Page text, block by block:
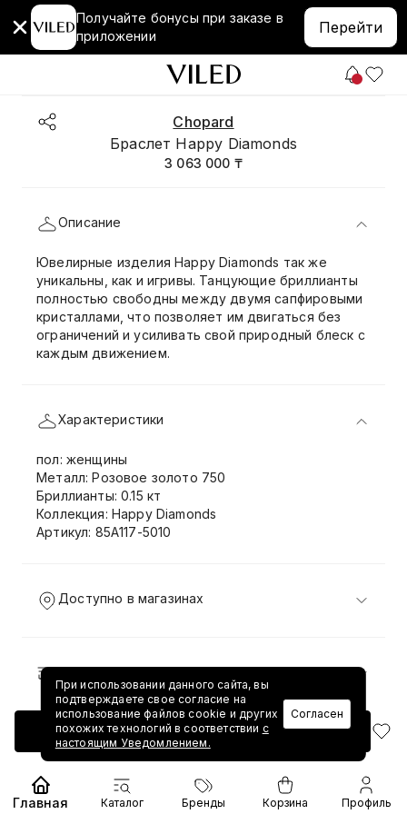
Получайте бонусы при заказе в
приложении
Перейти
Chopard
Браслет Happy Diamonds
3 063 000 ₸
Добавить в корзину
Описание
Ювелирные изделия Happy Diamonds так же
уникальны, как и игривы. Танцующие бриллианты
полностью свободны между двумя сапфировыми
кристаллами, что позволяет им двигаться без
ограничений и усиливать свой природный блеск с
каждым движением.
Характеристики
пол: женщины
Металл: Розовое золото 750
Бриллианты: 0.15 кт
Коллекция: Happy Diamonds
Артикул: 85A117-5010
Доступно в магазинах
Доставка и возврат
При использовании данного сайта, вы
подтверждаете свое согласие на
использование файлов cookie и других
похожих технологий в соответствии с
настоящим Уведомлением.
Согласен
Главная Каталог Бренды Корзина Профиль